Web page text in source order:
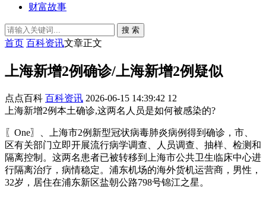
财富故事
搜 索
首页 百科资讯文章正文
上海新增2例确诊/上海新增2例疑似
点点百科 百科资讯 2026-06-15 14:39:42 12
上海新增2例本土确诊,这两名人员是如何被感染的?
〖One〗、上海市2例新型冠状病毒肺炎病例得到确诊，市、
区有关部门立即开展流行病学调查、人员调查、抽样、检测和
隔离控制。这两名患者已被转移到上海市公共卫生临床中心进
行隔离治疗，病情稳定。浦东机场的海外货机运营商，男性，
32岁，居住在浦东新区盐朝公路798号锦江之星。